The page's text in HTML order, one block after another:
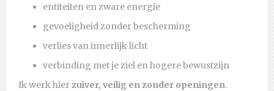
entiteiten en zware energie
gevoeligheid zonder bescherming
verlies van innerlijk licht
verbinding met je ziel en hogere bewustzijn
Ik werk hier zuiver, veilig en zonder openingen.